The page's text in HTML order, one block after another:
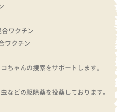
ワクチン
ワクチン
ちゃんの捜索をサポートします。
などの駆除薬を投薬しております。